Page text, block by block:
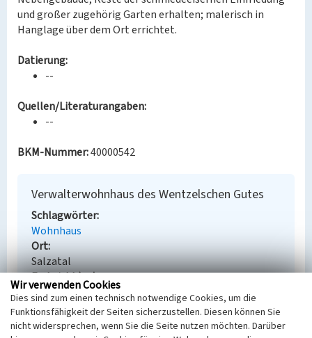
und großer zugehörig Garten erhalten; malerisch in
Hanglage über dem Ort errichtet.
Datierung:
--
Quellen/Literaturangaben:
--
BKM-Nummer:40000542
Verwalterwohnhaus des Wentzelschen Gutes
Schlagwörter
Wohnhaus
Ort
Salzatal
Fachsicht(en)
Denkmalpflege
Erfassungsmaßstab
Keine Angabe
Wir verwenden Cookies
Dies sind zum einen technisch notwendige Cookies, um die
Funktionsfähigkeit der Seiten sicherzustellen. Diesen können Sie
nicht widersprechen, wenn Sie die Seite nutzen möchten. Darüber